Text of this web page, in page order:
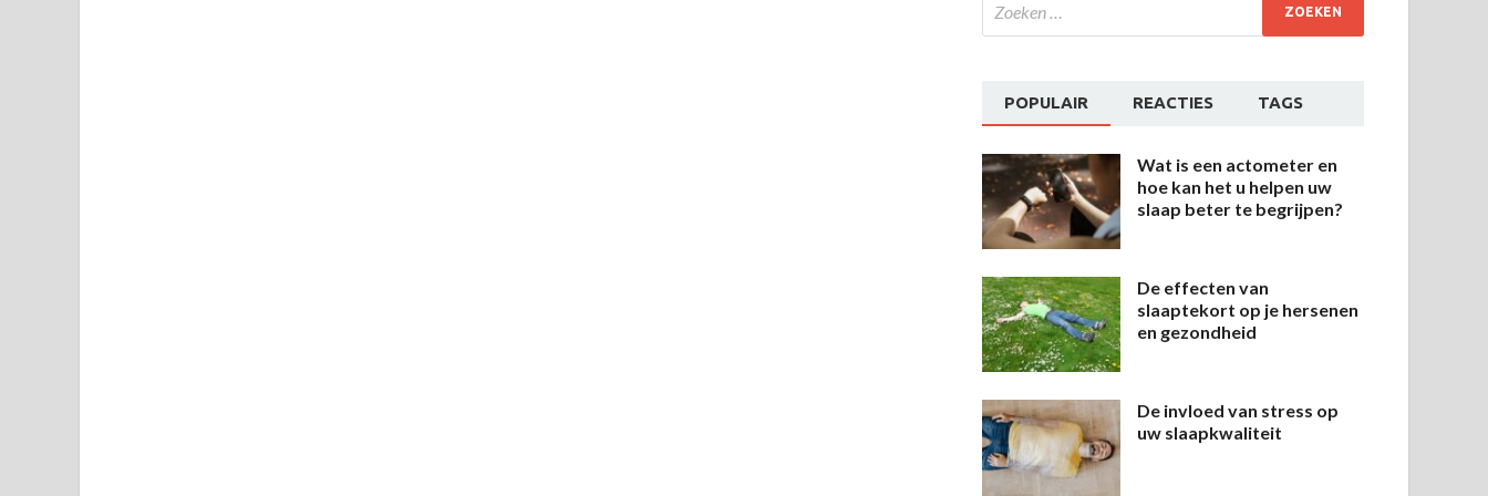
POPULAIR REACTIES TAGS
Wat is een actometer en
hoe kan het u helpen uw
slaap beter te begrijpen?
De effecten van
slaaptekort op je hersenen
en gezondheid
De invloed van stress op
uw slaapkwaliteit